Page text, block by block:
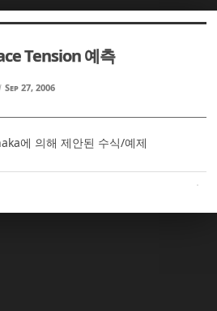
Tension 예측
Sep 27, 2006
에 의해 제안된 수식/예제
스케치북5
케치북5
스케치북5
케치북5